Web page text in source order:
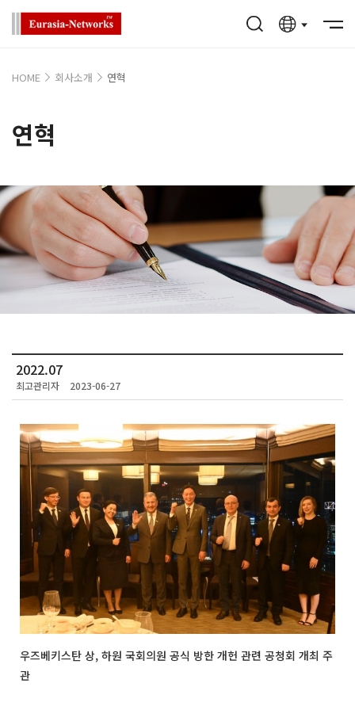
HOME 회사소개 연혁
연혁
2022.07
최고관리자 2023-06-27
우즈베키스탄 상, 하원 국회의원 공식 방한 개헌 관련 공청회 개최 주
관